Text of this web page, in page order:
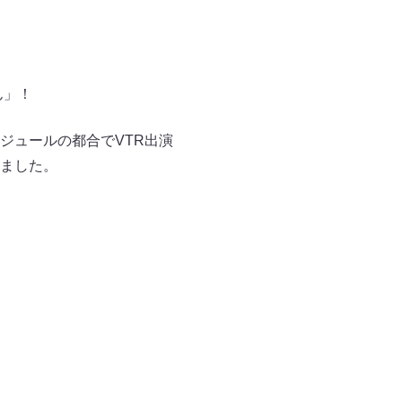
！
ュールの都合でVTR出演
した。